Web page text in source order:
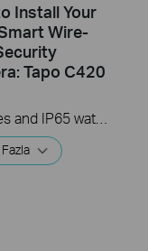
Install Your
Wire-
Tapo C420
No wires and IP65 water & dust resistant means you can place the camera almost anywhere inside or outside-whatever works for you! This video will show you how to mount your wire-free security camera on a wall or set on a table.